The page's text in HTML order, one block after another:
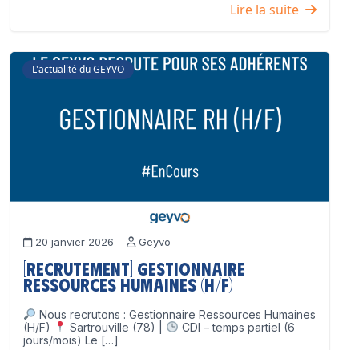
Lire la suite
L'actualité du GEYVO
20 janvier 2026 Geyvo
[Recrutement] Gestionnaire
Ressources Humaines (H/F)
Nous recrutons : Gestionnaire Ressources Humaines
(H/F)
Sartrouville (78) |
CDI – temps partiel (6
jours/mois) Le […]